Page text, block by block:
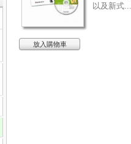
以及新式...
放入購物車